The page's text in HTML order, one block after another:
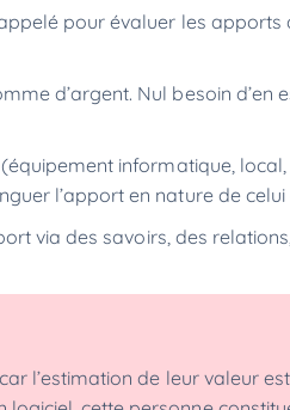
pour évaluer les apports
d’argent. Nul besoin d’en
informatique,
l’apport en nature de celui
via des savoirs, des
l’estimation de leur valeur